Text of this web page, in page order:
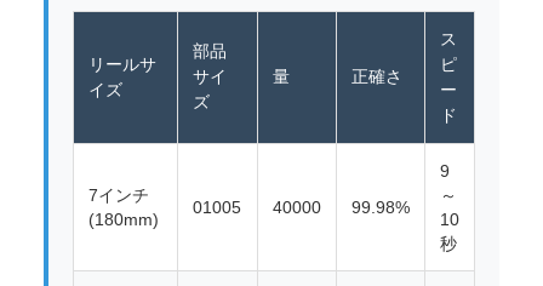
リールサ
イズ
部品
サイ
ズ
量 正確さ
ス
ピ
ー
ド
7インチ
(180mm)
01005 40000 99.98%
9
～
10
秒